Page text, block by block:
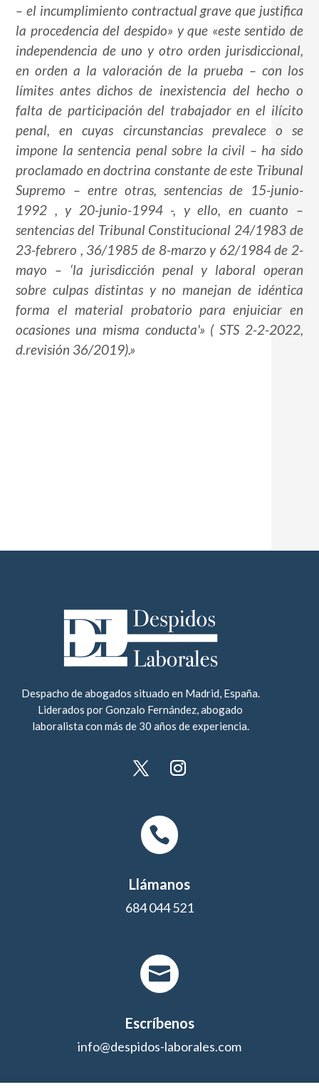
– el incumplimiento contractual grave que justifica
la procedencia del despido» y que «este sentido de
independencia de uno y otro orden jurisdiccional,
en orden a la valoración de la prueba – con los
límites antes dichos de inexistencia del hecho o
falta de participación del trabajador en el ilícito
penal, en cuyas circunstancias prevalece o se
impone la sentencia penal sobre la civil – ha sido
proclamado en doctrina constante de este Tribunal
Supremo – entre otras, sentencias de 15-junio-
1992 , y 20-junio-1994 -, y ello, en cuanto –
sentencias del Tribunal Constitucional 24/1983 de
23-febrero , 36/1985 de 8-marzo y 62/1984 de 2-
mayo – ‘la jurisdicción penal y laboral operan
sobre culpas distintas y no manejan de idéntica
forma el material probatorio para enjuiciar en
ocasiones una misma conducta'» ( STS 2-2-2022,
d.revisión 36/2019).»
Despacho de abogados situado en Madrid, España.
Liderados por Gonzalo Fernández, abogado
laboralista con más de 30 años de experiencia.

Llámanos
684 044 521

Escríbenos
info@despidos-laborales.com